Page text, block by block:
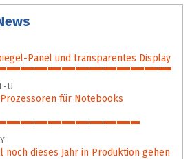
und transparentes Display
U
für Notebooks
noch dieses Jahr in Produktion gehen